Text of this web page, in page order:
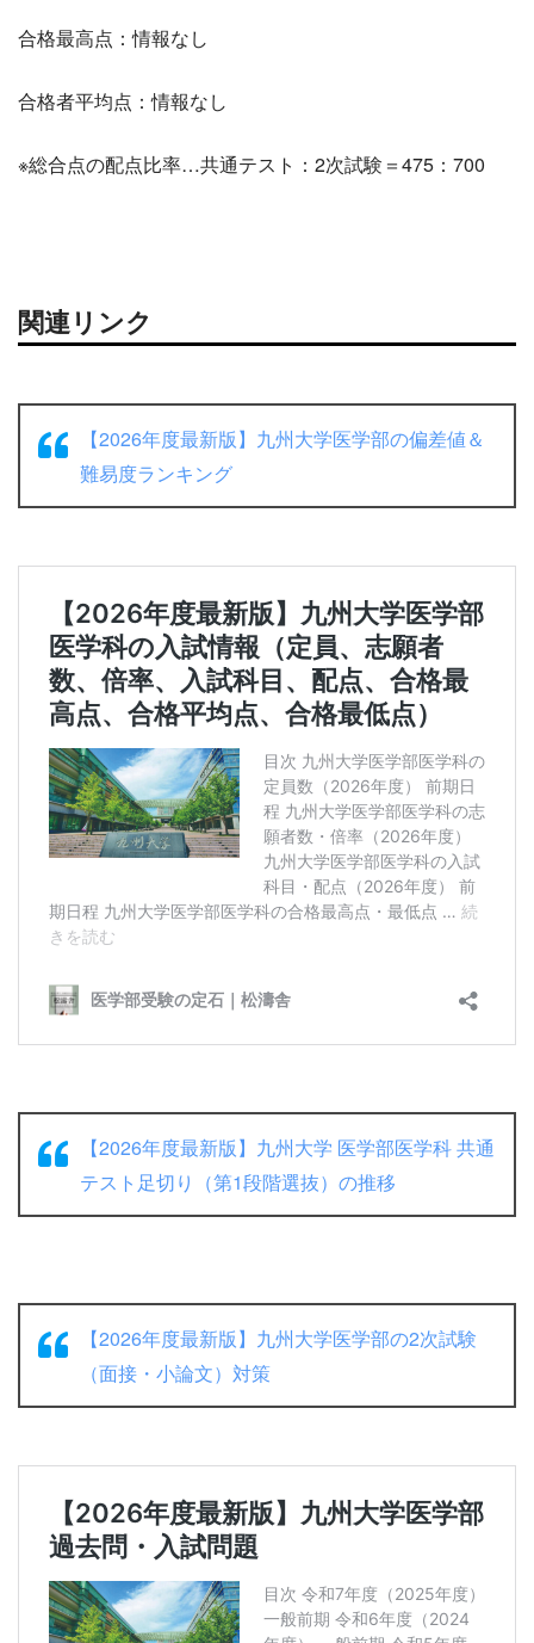
合格最高点：情報なし
合格者平均点：情報なし
※総合点の配点比率…共通テスト：2次試験＝475：700
関連リンク
【2026年度最新版】九州大学医学部の偏差値＆
難易度ランキング
【2026年度最新版】九州大学 医学部医学科 共通
テスト足切り（第1段階選抜）の推移
【2026年度最新版】九州大学医学部の2次試験
（面接・小論文）対策